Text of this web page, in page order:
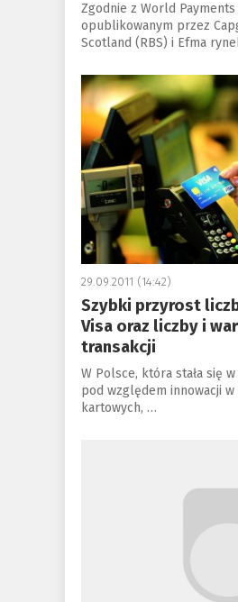
Zgodnie z World
opublikowanym przez
Scotland (RBS) i Efma
a
29.09.2011 (14:42)
Szybki przyrost
Visa oraz liczby i
transakcji
W Polsce, która stała się
pod względem innowacji w
kartowych, …